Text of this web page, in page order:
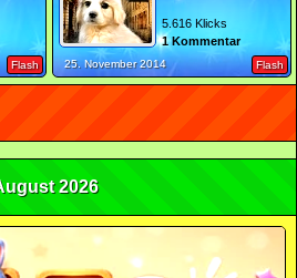
Flash
5.616 Klicks
1 Kommentar
25. November 2014 Flash
2026